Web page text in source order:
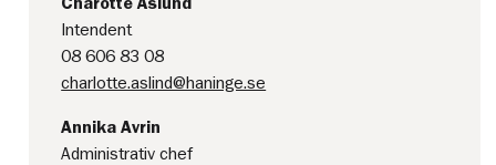
Intendent
08 606 83 08
charlotte.aslind@haninge.se
Annika Avrin
Administrativ chef